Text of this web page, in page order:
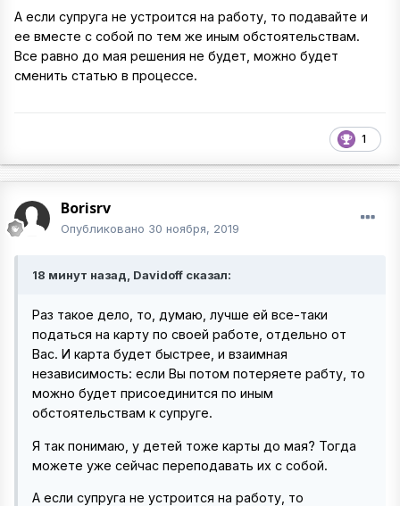
А если супруга не устроится на работу, то подавайте и
ее вместе с собой по тем же иным обстоятельствам.
Все равно до мая решения не будет, можно будет
сменить статью в процессе.
1
Borisrv
Опубликовано 30 ноября, 2019
18 минут назад, Davidoff сказал:
Раз такое дело, то, думаю, лучше ей все-таки
податься на карту по своей работе, отдельно от
Вас. И карта будет быстрее, и взаимная
независимость: если Вы потом потеряете рабту, то
можно будет присоединится по иным
обстоятельствам к супруге.
Я так понимаю, у детей тоже карты до мая? Тогда
можете уже сейчас переподавать их с собой.
А если супруга не устроится на работу, то